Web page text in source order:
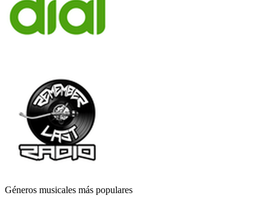
Géneros musicales más populares